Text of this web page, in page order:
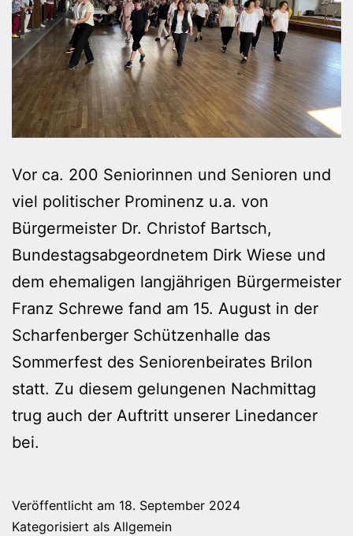
Vor ca. 200 Seniorinnen und Senioren und
viel politischer Prominenz u.a. von
Bürgermeister Dr. Christof Bartsch,
Bundestagsabgeordnetem Dirk Wiese und
dem ehemaligen langjährigen Bürgermeister
Franz Schrewe fand am 15. August in der
Scharfenberger Schützenhalle das
Sommerfest des Seniorenbeirates Brilon
statt. Zu diesem gelungenen Nachmittag
trug auch der Auftritt unserer Linedancer
bei.
Veröffentlicht am 18. September 2024
Kategorisiert als Allgemein